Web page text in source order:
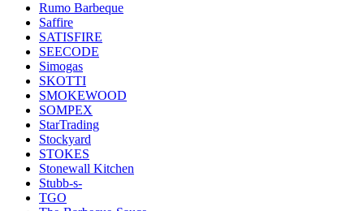
Rumo Barbeque
Saffire
SATISFIRE
SEECODE
Simogas
SKOTTI
SMOKEWOOD
SOMPEX
StarTrading
Stockyard
STOKES
Stonewall Kitchen
Stubb-s-
TGO